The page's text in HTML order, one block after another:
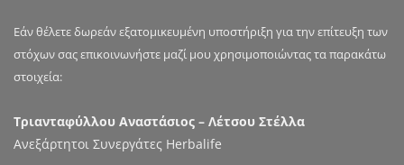
Εάν θέλετε δωρεάν εξατομικευμένη υποστήριξη για την επίτευξη των
στόχων σας επικοινωνήστε μαζί μου χρησιμοποιώντας τα παρακάτω
στοιχεία:
Τριανταφύλλου Αναστάσιος – Λέτσου Στέλλα
Ανεξάρτητοι Συνεργάτες Herbalife